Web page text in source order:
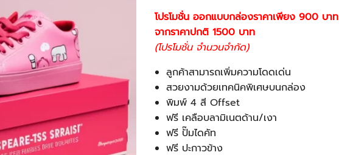
โปรโมชั่น ออกแบบกล่องราคาเพียง 900 บาท
จากราคาปกติ 1500 บาท
(โปรโมชั่น จำนวนจำกัด)
ลูกค้าสามารถเพิ่มความโดดเด่น
สวยงามด้วยเทคนิคพิเศษบนกล่อง
พิมพ์ 4 สี Offset
ฟรี เคลือบลามิเนตด้าน/เงา
ฟรี ปั๊มไดคัท
ฟรี ปะกาวข้าง